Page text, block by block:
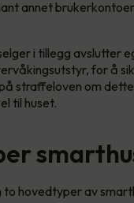
annet
i tillegg avslutter
for å
straffeloven om
til huset.
hovedtyper av